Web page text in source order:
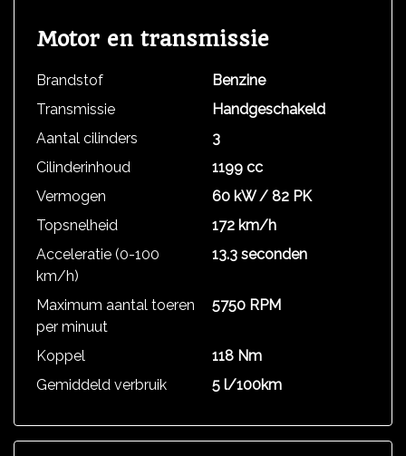
Motor en transmissie
Brandstof
Benzine
Transmissie
Handgeschakeld
Aantal cilinders
3
Cilinderinhoud
1199 cc
Vermogen
60 kW / 82 PK
Topsnelheid
172 km/h
Acceleratie (0-100
km/h)
13.3 seconden
Maximum aantal toeren
per minuut
5750 RPM
Koppel
118 Nm
Gemiddeld verbruik
5 l/100km